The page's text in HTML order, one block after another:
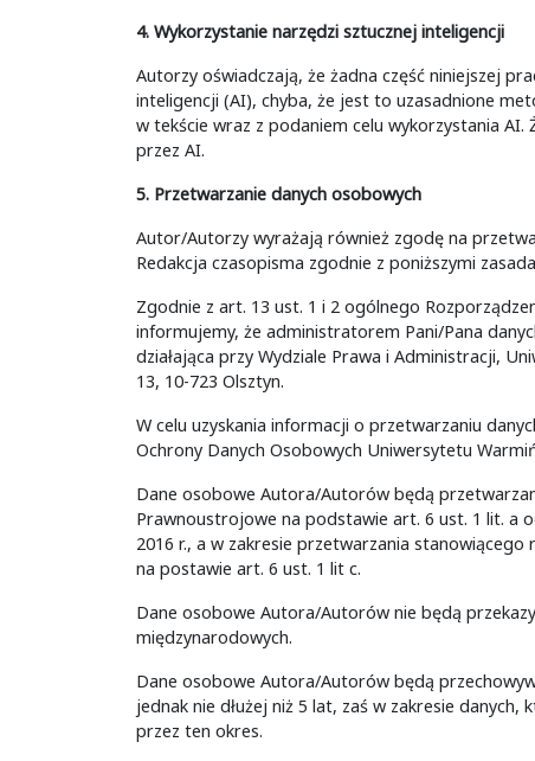
4. Wykorzystanie narzędzi sztucznej inteligencji
Autorzy oświadczają, że żadna część niniejszej
inteligencji (AI), chyba, że jest to uzasadnione
w tekście wraz z podaniem celu wykorzystania
przez AI.
5. Przetwarzanie danych osobowych
Autor/Autorzy wyrażają również zgodę na
Redakcja czasopisma zgodnie z poniższymi
Zgodnie z art. 13 ust. 1 i 2 ogólnego
informujemy, że administratorem Pani/Pana
działająca przy Wydziale Prawa i Administracji,
13, 10-723 Olsztyn.
W celu uzyskania informacji o przetwarzaniu
Ochrony Danych Osobowych Uniwersytetu
Dane osobowe Autora/Autorów będą
Prawnoustrojowe na podstawie art. 6 ust. 1 lit. a
2016 r., a w zakresie przetwarzania
na postawie art. 6 ust. 1 lit c.
Dane osobowe Autora/Autorów nie będą
międzynarodowych.
Dane osobowe Autora/Autorów będą
jednak nie dłużej niż 5 lat, zaś w zakresie
przez ten okres.